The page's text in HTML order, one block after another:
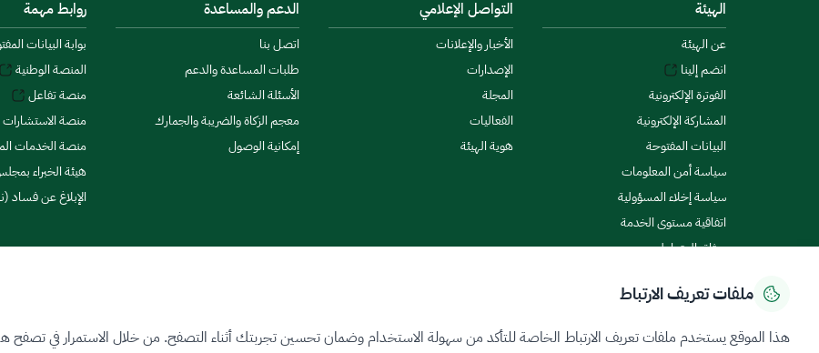
الهيئة
عن الهيئة
انضم إلينا
الفوترة الإلكترونية
المشاركة الإلكترونية
البيانات المفتوحة
سياسة أمن المعلومات
سياسة إخلاء المسؤولية
اتفاقية مستوى الخدمة
ميثاق المتعاملين
التواصل الإعلامي
الأخبار والإعلانات
الإصدارات
المجلة
الفعاليات
هوية الهيئة
الدعم والمساعدة
اتصل بنا
طلبات المساعدة والدعم
الأسئلة الشائعة
معجم الزكاة والضريبة والجمارك
إمكانية الوصول
روابط مهمة
بوابة البيانات
المنصة الوطنية
منصة تفاعل
منصة الاستشارات
منصة الخدمات
هيئة الخبراء
الإبلاغ عن فساد
ملفات تعريف الارتباط
هذا الموقع يستخدم ملفات تعريف الارتباط الخاصة للتأكد من سهولة الاستخدام وضمان تحسين تجربتك أثناء التصفح. من خلال الاستمرار في تصفح